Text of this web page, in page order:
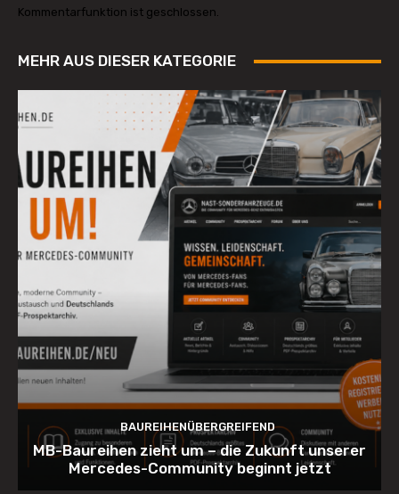
Kommentarfunktion ist geschlossen.
MEHR AUS DIESER KATEGORIE
BAUREIHENÜBERGREIFEND
MB-Baureihen zieht um – die Zukunft unserer
Mercedes-Community beginnt jetzt